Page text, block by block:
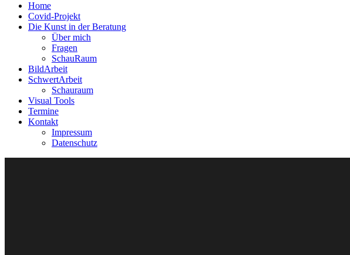
Home
Covid-Projekt
Die Kunst in der Beratung
Über mich
Fragen
SchauRaum
BildArbeit
SchwertArbeit
Schauraum
Visual Tools
Termine
Kontakt
Impressum
Datenschutz